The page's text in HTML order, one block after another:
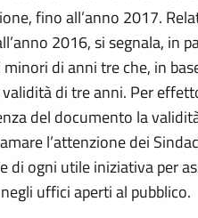
fino all’anno 2017.
2016, si segnala, in
di anni tre che, in
di tre anni. Per
del documento la
l’attenzione dei
di ogni utile iniziativa per
uffici aperti al pubblico.